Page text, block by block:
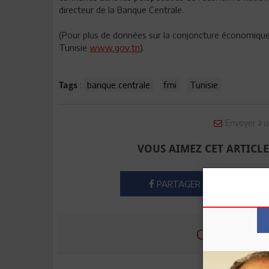
directeur de la Banque Centrale.
(Pour plus de données sur la conjoncture
Tunisie www.gov.tn).
Tags : banque centrale fmi Tunisie
Envoyer à
VOUS AIMEZ CET
PARTAGER